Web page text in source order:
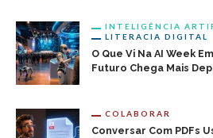
INTELIGÊNCIA
LITERACIA DIGITAL
O Que Vi Na AI Week
Futuro Chega Mais
COLABORAR
Conversar Com PDFs